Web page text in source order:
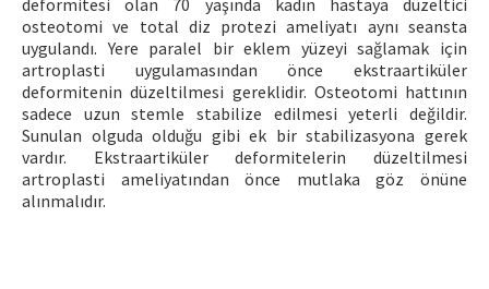
osteotomi ve total diz protezi ameliyatı aynı seansta
uygulandı. Yere paralel bir eklem yüzeyi sağlamak için
artroplasti uygulamasından önce ekstraartiküler
deformitenin düzeltilmesi gereklidir. Osteotomi hattının
sadece uzun stemle stabilize edilmesi yeterli değildir.
Sunulan olguda olduğu gibi ek bir stabilizasyona gerek
vardır. Ekstraartiküler deformitelerin düzeltilmesi
artroplasti ameliyatından önce mutlaka göz önüne
alınmalıdır.